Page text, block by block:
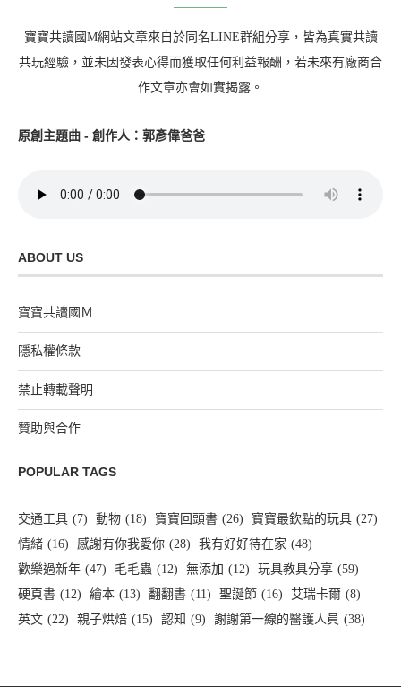
寶寶共讀國M網站文章來自於同名LINE群組分享，皆為真實共讀
共玩經驗，並未因發表心得而獲取任何利益報酬，若未來有廠商合
作文章亦會如實揭露。
原創主題曲 - 創作人：郭彥偉爸爸
ABOUT US
寶寶共讀國Ｍ
隱私權條款
禁止轉載聲明
贊助與合作
POPULAR TAGS
交通工具 (7) 動物 (18) 寶寶回頭書 (26) 寶寶最欽點的玩具 (27)
情緒 (16) 感謝有你我愛你 (28) 我有好好待在家 (48)
歡樂過新年 (47) 毛毛蟲 (12) 無添加 (12) 玩具教具分享 (59)
硬頁書 (12) 繪本 (13) 翻翻書 (11) 聖誕節 (16) 艾瑞卡爾 (8)
英文 (22) 親子烘焙 (15) 認知 (9) 謝謝第一線的醫護人員 (38)